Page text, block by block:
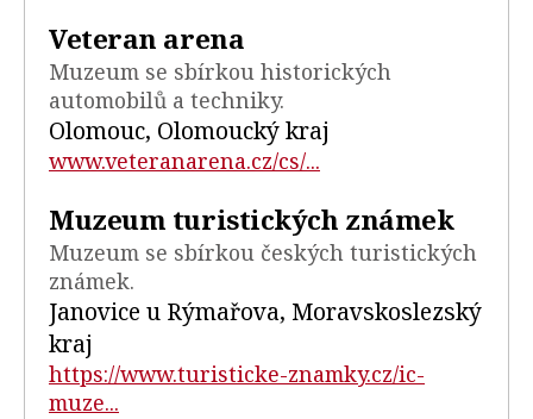
Veteran arena
Muzeum se sbírkou historických
automobilů a techniky.
Olomouc, Olomoucký kraj
www.veteranarena.cz/cs/...
Muzeum turistických známek
Muzeum se sbírkou českých turistických
známek.
Janovice u Rýmařova, Moravskoslezský
kraj
https://www.turisticke-znamky.cz/ic-
muze...